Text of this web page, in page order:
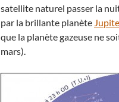
satellite naturel passer la
par la brillante planète
que la planète gazeuse ne
mars).